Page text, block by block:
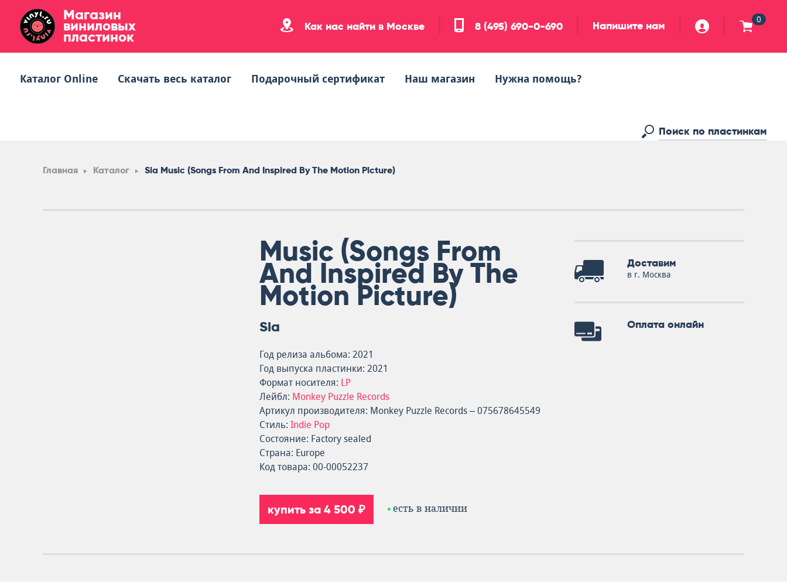
Магазин
виниловых
пластинок
Как нас найти в Москве 8 (495) 690-0-690 Напишите нам 0
Каталог Online Скачать весь каталог Подарочный сертификат Наш магазин Нужна помощь?
Главная Каталог Sia Music (Songs From And Inspired By The Motion Picture)
Music (Songs From
And Inspired By The
Motion Picture)
Sia
Год релиза альбома: 2021
Год выпуска пластинки: 2021
Формат носителя: LP
Лейбл: Monkey Puzzle Records
Артикул производителя: Monkey Puzzle Records – 075678645549
Стиль: Indie Pop
Состояние: Factory sealed
Страна: Europe
Код товара: 00-00052237
купить за 4 500 ₽ есть в наличии
Доставим
в г. Москва
Оплата онлайн